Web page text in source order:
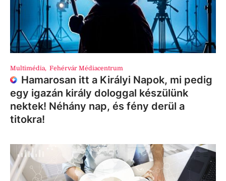
Multimédia, Fehérvár Médiacentrum
Hamarosan itt a Királyi Napok, mi pedig
egy igazán király dologgal készülünk
nektek! Néhány nap, és fény derül a
titokra!